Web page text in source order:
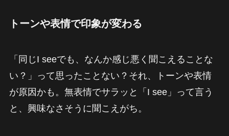
トーンや表情で印象が変わる
「同じI seeでも、なんか感じ悪く聞こえることな
い？」って思ったことない？それ、トーンや表情
が原因かも。無表情でサラッと「I see」って言う
と、興味なさそうに聞こえがち。